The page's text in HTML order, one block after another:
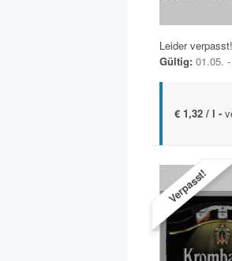
Leider verpasst!
Gültig: 01.05.
€ 1,32 / l -
Verpasst!